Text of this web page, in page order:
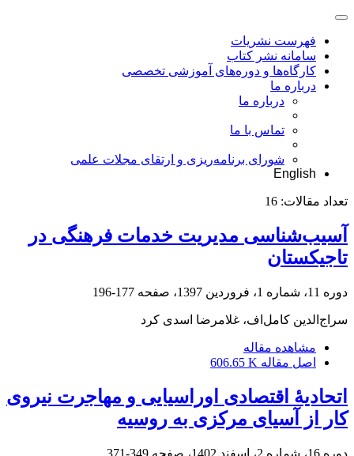
فهرست نشریات
سامانه نشر کتاب
کارگاه‌ها و دوره‌های آموزشی تخصصی
درباره ما
درباره ما
تماس با ما
شورای برنامه‌ریزی و ارتقای مجلات علمی
English
تعداد مقالات: 16
آسیب‌شناسی مدیریت خدمات فرهنگی در
تاجیکستان
دوره 11، شماره 1، فروردین 1397، صفحه 177-196
سراج‌الدین کامل‌اف، غلامرضا اسدی کرد
مشاهده مقاله
اصل مقاله 606.65 K
اتحادیۀ اقتصادی اوراسیایی و مهاجرت نیروی
کار از آسیای مرکزی به روسیه
دوره 16، شماره 2، اسفند 1402، صفحه 349-371